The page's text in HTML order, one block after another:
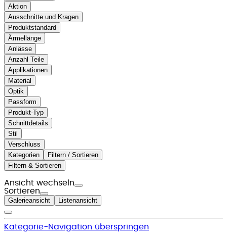
Aktion
Ausschnitte und Kragen
Produktstandard
Ärmellänge
Anlässe
Anzahl Teile
Applikationen
Material
Optik
Passform
Produkt-Typ
Schnittdetails
Stil
Verschluss
Kategorien
Filtern / Sortieren
Filtern & Sortieren
Ansicht wechseln
Sortieren
Galerieansicht Listenansicht
Kategorie-Navigation überspringen